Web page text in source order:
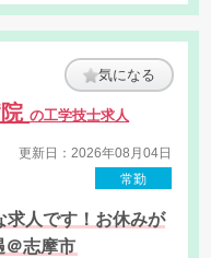
気になる
院の工学技士求人
更新日：2026年08月04日
常勤
求人です！お休みが
＠志摩市